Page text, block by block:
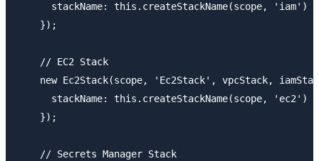
      stackName: this.createStackName(scope, 'iam')
    });
    // EC2 Stack
new Ec2Stack(scope, 'Ec2Stack', vpcStack,
      stackName: this.createStackName(scope, 'ec2')
    });
    // Secrets Manager Stack